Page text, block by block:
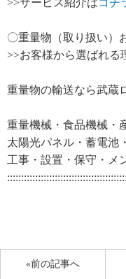
>>サービス紹介はコチ
〇重量物（取り扱い）
>>お客様から選ばれる
重量物の輸送なら武蔵
重量機械・食品機械・
太陽光パネル・蓄電池
工事・設置・保守・メ
«前の記事へ